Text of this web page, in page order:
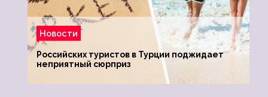
Новости
Российских туристов в Турции поджидает
неприятный сюрприз